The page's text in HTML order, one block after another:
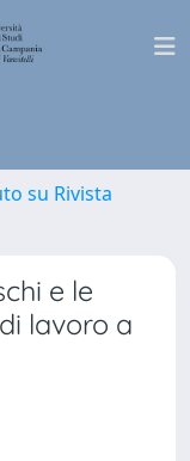
su Rivista
e le
lavoro a